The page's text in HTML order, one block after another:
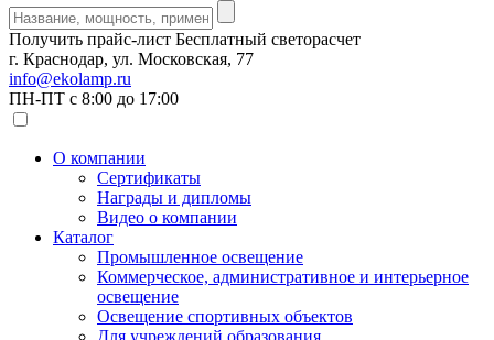
Получить прайс-лист Бесплатный светорасчет
г. Краснодар, ул. Московская, 77
info@ekolamp.ru
ПН-ПТ с 8:00 до 17:00
О компании
Сертификаты
Награды и дипломы
Видео о компании
Каталог
Промышленное освещение
Коммерческое, административное и интерьерное
освещение
Освещение спортивных объектов
Для учреждений образования